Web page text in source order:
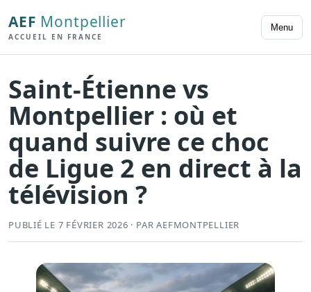
AEF Montpellier
ACCUEIL EN FRANCE
Menu
Saint-Étienne vs
Montpellier : où et
quand suivre ce choc
de Ligue 2 en direct à la
télévision ?
PUBLIÉ LE 7 FÉVRIER 2026 · PAR AEFMONTPELLIER